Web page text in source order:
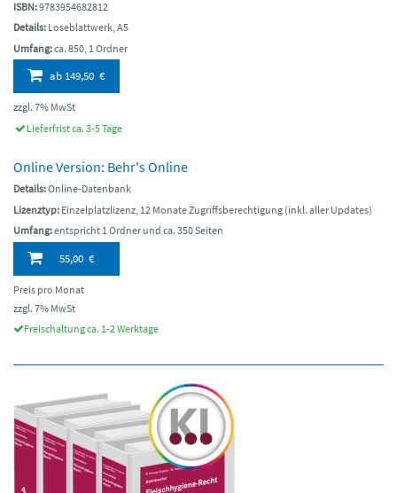
ISBN:9783954682812
Details: Loseblattwerk, A5
Umfang:ca. 850, 1 Ordner
ab149,50 €
zzgl. 7% MwSt
Lieferfrist ca. 3-5 Tage
Online Version: Behr's Online
Details:Online-Datenbank
Lizenztyp: Einzelplatzlizenz, 12 Monate Zugriffsberechtigung (inkl. aller Updates)
Umfang:entspricht 1 Ordner und ca. 350 Seiten
55,00 €
Preis pro Monat
zzgl. 7% MwSt
Freischaltung ca. 1-2 Werktage